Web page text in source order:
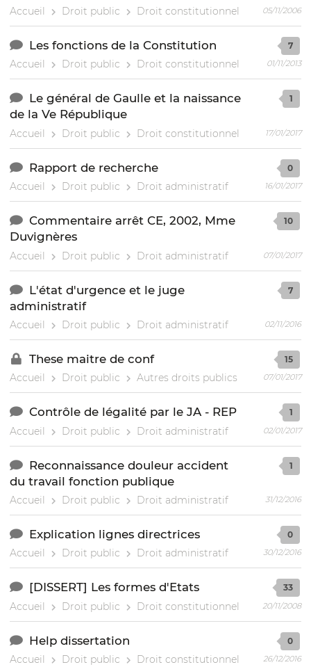
Accueil Droit public Droit constitutionnel 05/11/2006
Les fonctions de la Constitution
Accueil Droit public Droit constitutionnel
7
01/11/2013
Le général de Gaulle et la naissance
de la Ve République
Accueil Droit public Droit constitutionnel
1
17/01/2017
Rapport de recherche
Accueil Droit public Droit administratif
0
16/01/2017
Commentaire arrêt CE, 2002, Mme
Duvignères
Accueil Droit public Droit administratif
10
07/01/2017
L'état d'urgence et le juge
administratif
Accueil Droit public Droit administratif
7
02/11/2016
These maitre de conf
Accueil Droit public Autres droits publics
15
07/01/2017
Contrôle de légalité par le JA - REP
Accueil Droit public Droit administratif
1
02/01/2017
Reconnaissance douleur accident
du travail fonction publique
Accueil Droit public Droit administratif
1
31/12/2016
Explication lignes directrices
Accueil Droit public Droit administratif
0
30/12/2016
[DISSERT] Les formes d'Etats
Accueil Droit public Droit constitutionnel
33
20/11/2008
Help dissertation
Accueil Droit public Droit constitutionnel
0
26/12/2016